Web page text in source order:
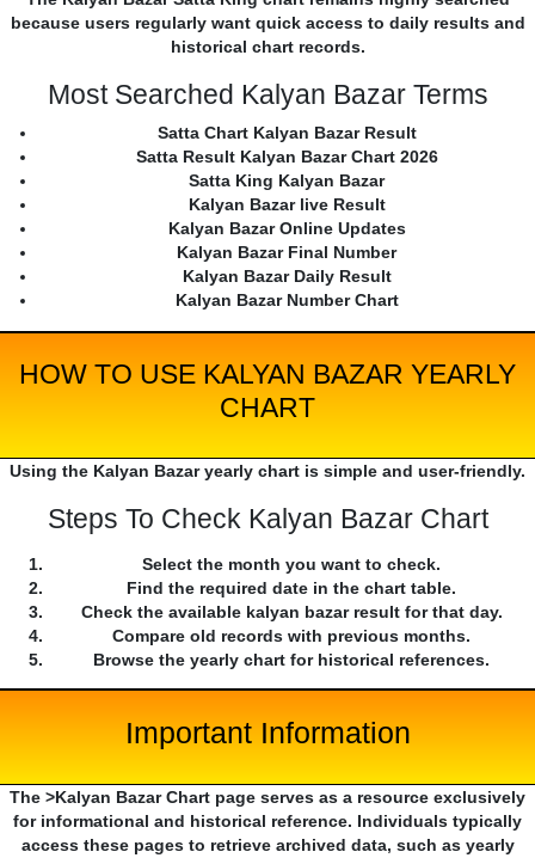
because users regularly want quick access to daily results and
historical chart records.
Most Searched Kalyan Bazar Terms
Satta Chart Kalyan Bazar Result
Satta Result Kalyan Bazar Chart 2026
Satta King Kalyan Bazar
Kalyan Bazar live Result
Kalyan Bazar Online Updates
Kalyan Bazar Final Number
Kalyan Bazar Daily Result
Kalyan Bazar Number Chart
HOW TO USE KALYAN BAZAR YEARLY
CHART
Using the Kalyan Bazar yearly chart is simple and user-friendly.
Steps To Check Kalyan Bazar Chart
Select the month you want to check.
Find the required date in the chart table.
Check the available kalyan bazar result for that day.
Compare old records with previous months.
Browse the yearly chart for historical references.
Important Information
The >Kalyan Bazar Chart page serves as a resource exclusively
for informational and historical reference. Individuals typically
access these pages to retrieve archived data, such as yearly